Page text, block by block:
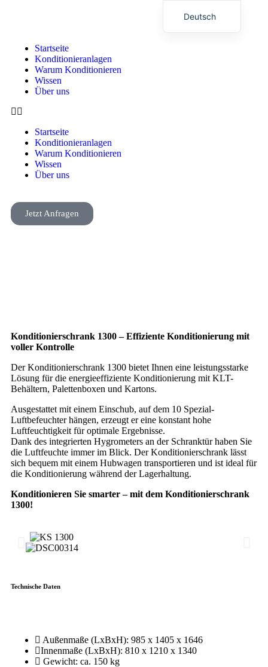
Startseite
Konditionieranlagen
Warum Konditionieren
Wissen
Über uns
Startseite
Konditionieranlagen
Warum Konditionieren
Wissen
Über uns
Jetzt Anfragen
Konditionierschrank 1300 – Effiziente Konditionierung mit
voller Kontrolle
Der Konditionierschrank 1300 bietet Ihnen eine leistungsstarke
Lösung für die energieeffiziente Konditionierung mit KLT-
Behältern, Palettenboxen und Kartons.
Ausgestattet mit einem Einschub, auf dem 10 Spezial-
Luftbefeuchter hängen, erzeugt er eine konstant hohe
Luftfeuchtigkeit für optimale Ergebnisse.
Dank des integrierten Hygrometers an der Schranktür haben Sie
die Luftfeuchte immer im Blick. Der Konditionierschrank lässt
sich bequem mit einem Hubwagen transportieren und ist ideal für
die Konditionierung während der Lagerhaltung.
Konditionieren Sie smarter – mit dem Konditionierschrank
1300!
Technische Daten
Außenmaße (LxBxH): 985 x 1405 x 1646
Innenmaße (LxBxH): 810 x 1210 x 1340
Gewicht: ca. 150 kg
Deutsch